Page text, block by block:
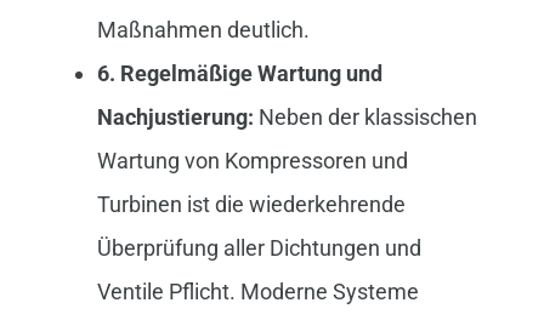
Maßnahmen deutlich.
6. Regelmäßige Wartung und
Nachjustierung: Neben der klassischen
Wartung von Kompressoren und
Turbinen ist die wiederkehrende
Überprüfung aller Dichtungen und
Ventile Pflicht. Moderne Systeme